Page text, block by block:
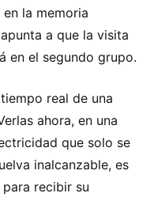
la memoria
a que la visita
en el segundo grupo.
real de una
ahora, en una
que solo se
inalcanzable, es
recibir su